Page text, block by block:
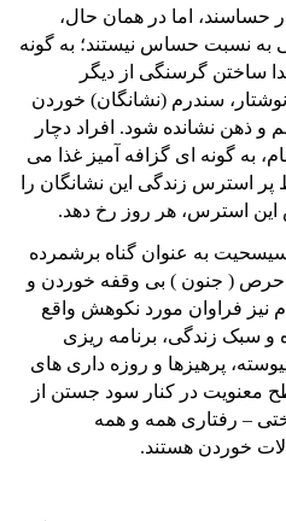
حساسند، اما در همان حال،
به نسبت حساس نیستند؛ به گونه
ساختن گرسنگی از دیگر
نوشتار، سندرم (نشانگان) خوردن
ذهن نشانده شود. افراد دچار
به گونه ای گزافه آمیز غذا می
استرس زندگی این نشانگان را
این استرس، هر روز رخ دهد.
به عنوان گناه برشمرده
حرص ( جنون ) بی وقفه خوردن و
نیز فراوان مورد نکوهش واقع
زندگی، برنامه ریزی
پرهیزها و روزه داری های
معنویت در کنار سود جستن از
– رفتاری همه و همه
خوردن هستند.